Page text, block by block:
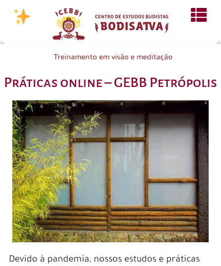
Treinamento em visão e meditação
Práticas online – GEBB Petrópolis
Devido à pandemia, nossos estudos e práticas